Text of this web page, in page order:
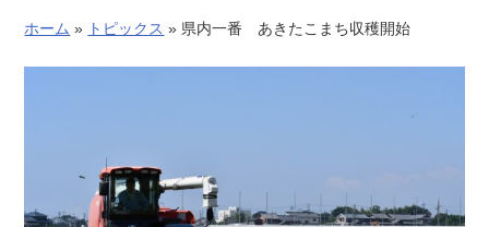
ホーム » トピックス » 県内一番 あきたこまち収穫開始